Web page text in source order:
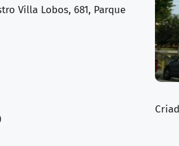
Villa Lobos, 681, Parque